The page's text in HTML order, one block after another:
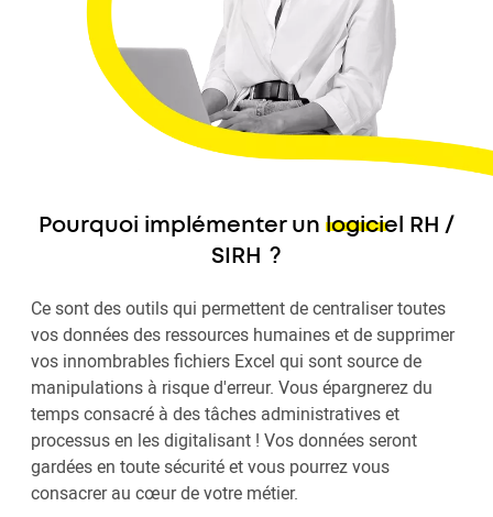
Pourquoi implémenter un logiciel RH /
SIRH ?
Ce sont des outils qui permettent de centraliser toutes
vos données des ressources humaines et de supprimer
vos innombrables fichiers Excel qui sont source de
manipulations à risque d'erreur. Vous épargnerez du
temps consacré à des tâches administratives et
processus en les digitalisant ! Vos données seront
gardées en toute sécurité et vous pourrez vous
consacrer au cœur de votre métier.